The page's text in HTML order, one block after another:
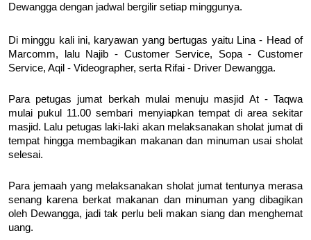
Dewangga dengan jadwal bergilir setiap minggunya.
Di minggu kali ini, karyawan yang bertugas yaitu Lina - Head of
Marcomm, lalu Najib - Customer Service, Sopa - Customer
Service, Aqil - Videographer, serta Rifai - Driver Dewangga.
Para petugas jumat berkah mulai menuju masjid At - Taqwa
mulai pukul 11.00 sembari menyiapkan tempat di area sekitar
masjid. Lalu petugas laki-laki akan melaksanakan sholat jumat di
tempat hingga membagikan makanan dan minuman usai sholat
selesai.
Para jemaah yang melaksanakan sholat jumat tentunya merasa
senang karena berkat makanan dan minuman yang dibagikan
oleh Dewangga, jadi tak perlu beli makan siang dan menghemat
uang.